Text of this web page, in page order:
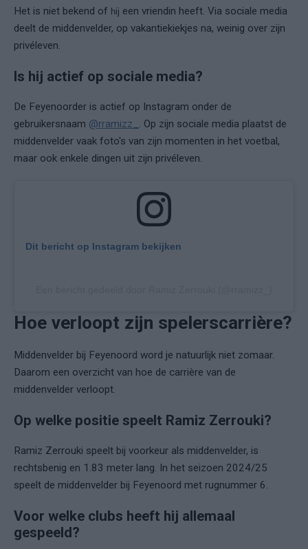
Het is niet bekend of hij een vriendin heeft. Via sociale media
deelt de middenvelder, op vakantiekiekjes na, weinig over zijn
privéleven.
Is hij actief op sociale media?
De Feyenoorder is actief op Instagram onder de
gebruikersnaam @rramizz_ . Op zijn sociale media plaatst de
middenvelder vaak foto's van zijn momenten in het voetbal,
maar ook enkele dingen uit zijn privéleven.
Dit bericht op Instagram bekijken
Hoe verloopt zijn spelerscarrière?
Middenvelder bij Feyenoord word je natuurlijk niet zomaar.
Daarom een overzicht van hoe de carrière van de
middenvelder verloopt.
Op welke positie speelt Ramiz Zerrouki?
Ramiz Zerrouki speelt bij voorkeur als middenvelder, is
rechtsbenig en 1.83 meter lang. In het seizoen 2024/25
speelt de middenvelder bij Feyenoord met rugnummer 6.
Voor welke clubs heeft hij allemaal
gespeeld?